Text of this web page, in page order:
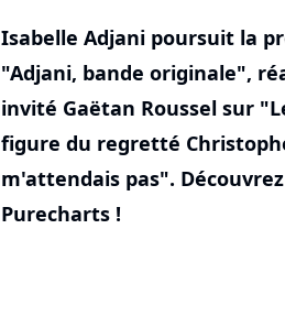
Isabelle Adjani poursuit la
"Adjani, bande originale",
invité Gaëtan Roussel sur
figure du regretté
m'attendais pas".
Purecharts !